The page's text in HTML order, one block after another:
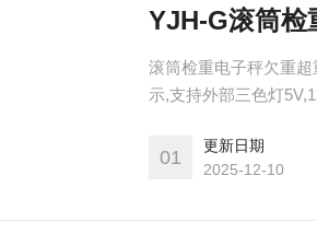
YJH-G滚筒检
滚筒检重电子秤欠重
示,支持外部三色灯
议,支持modbusrtu协
01
更新日期
2025-12-10